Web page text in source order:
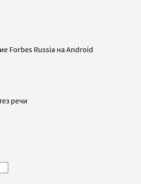
Forbes Russia на Android
речи